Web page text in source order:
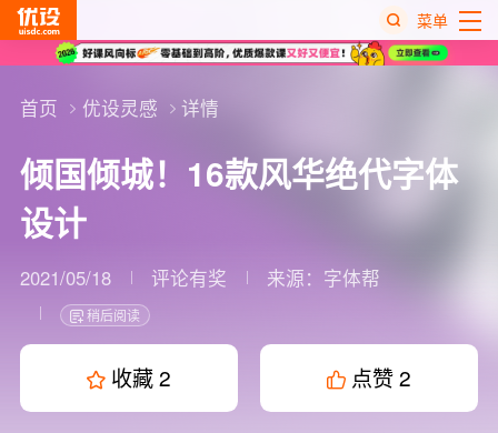
菜单
首页 优设灵感 详情
倾国倾城！16款风华绝代字体
设计
2021/05/18 评论有奖 来源： 字体帮
稍后阅读
收藏2 点赞2